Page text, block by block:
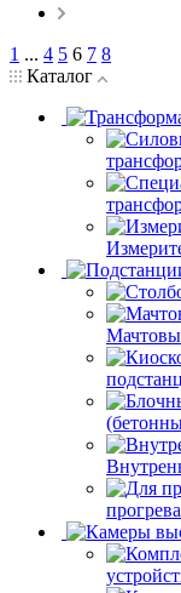
1 ... 4 5 6 7 8
Каталог